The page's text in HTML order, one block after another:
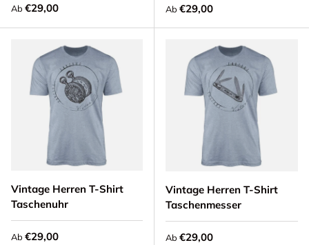
Ab Normaler Preis
€29,00 Ab Normaler Preis
€29,00
Vintage Herren T-Shirt
Taschenuhr
Ab Normaler Preis
€29,00
Vintage Herren T-Shirt
Taschenmesser
Ab Normaler Preis
€29,00